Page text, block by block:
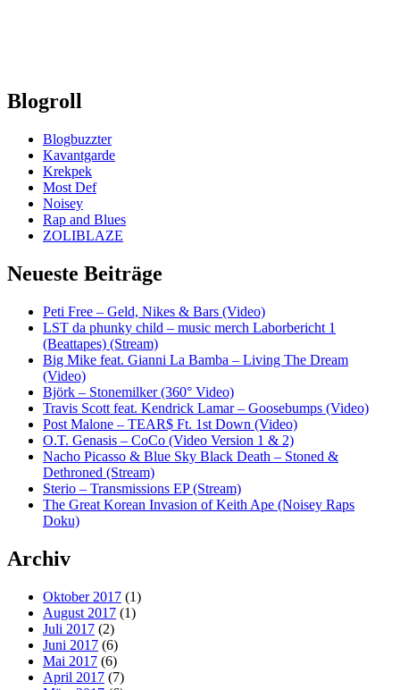
Blogroll
Blogbuzzter
Kavantgarde
Krekpek
Most Def
Noisey
Rap and Blues
ZOLIBLAZE
Neueste Beiträge
Peti Free – Geld, Nikes & Bars (Video)
LST da phunky child – music merch Laborbericht 1
(Beattapes) (Stream)
Big Mike feat. Gianni La Bamba – Living The Dream
(Video)
Björk – Stonemilker (360° Video)
Travis Scott feat. Kendrick Lamar – Goosebumps (Video)
Post Malone – TEAR$ Ft. 1st Down (Video)
O.T. Genasis – CoCo (Video Version 1 & 2)
Nacho Picasso & Blue Sky Black Death – Stoned &
Dethroned (Stream)
Sterio – Transmissions EP (Stream)
The Great Korean Invasion of Keith Ape (Noisey Raps
Doku)
Archiv
Oktober 2017 (1)
August 2017 (1)
Juli 2017 (2)
Juni 2017 (6)
Mai 2017 (6)
April 2017 (7)